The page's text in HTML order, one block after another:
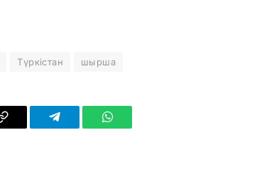
Түркістан шырша
Copy
Telegram WhatsApp